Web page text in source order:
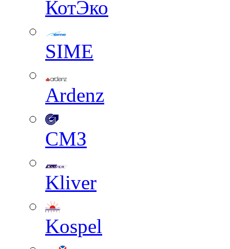
КотЭко
SIME
Ardenz
СМЗ
Kliver
Kospel